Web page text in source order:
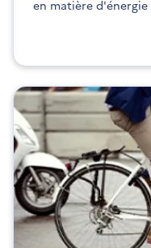
en matière